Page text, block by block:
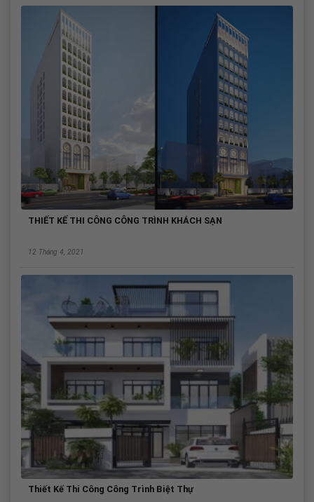
THIẾT KẾ THI CÔNG CÔNG TRÌNH KHÁCH SẠN
12 Tháng 4, 2021
Thiết Kế Thi Công Công Trình Biệt Thự